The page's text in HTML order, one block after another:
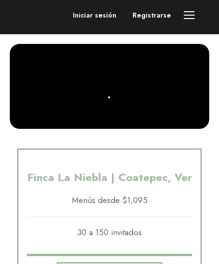
Iniciar sesión Registrarse
.
Finca La Niebla | Coatepec, Ver
Menús desde $1,095
30 a 150 invitados